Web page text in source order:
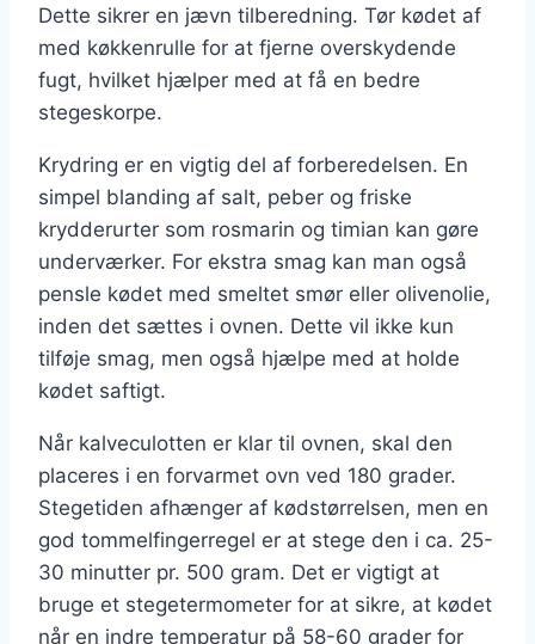
Dette sikrer en jævn tilberedning. Tør kødet af
med køkkenrulle for at fjerne overskydende
fugt, hvilket hjælper med at få en bedre
stegeskorpe.
Krydring er en vigtig del af forberedelsen. En
simpel blanding af salt, peber og friske
krydderurter som rosmarin og timian kan gøre
underværker. For ekstra smag kan man også
pensle kødet med smeltet smør eller olivenolie,
inden det sættes i ovnen. Dette vil ikke kun
tilføje smag, men også hjælpe med at holde
kødet saftigt.
Når kalveculotten er klar til ovnen, skal den
placeres i en forvarmet ovn ved 180 grader.
Stegetiden afhænger af kødstørrelsen, men en
god tommelfingerregel er at stege den i ca. 25-
30 minutter pr. 500 gram. Det er vigtigt at
bruge et stegetermometer for at sikre, at kødet
når en indre temperatur på 58-60 grader for